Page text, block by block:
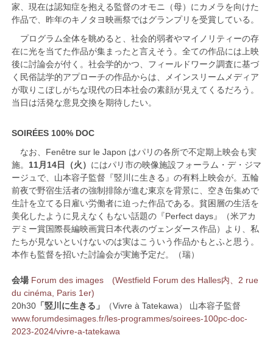
家、現在は認知症を抱える監督のオモニ（母）にカメラを向けた
作品で、昨年のキノタヨ映画祭ではグランプリを受賞している。
プログラム全体を眺めると、社会的弱者やマイノリティーの存
在に光を当てた作品が集まったと言えそう。全ての作品には上映
後に討論会が付く。社会学的かつ、フィールドワーク調査に基づ
く民俗誌学的アプローチの作品からは、メインスリームメディア
が取りこぼしがちな現代の日本社会の素顔が見えてくるだろう。
当日は活発な意見交換を期待したい。
SOIRÉES 100% DOC
なお、Fenêtre sur le Japon はパリの各所で不定期上映会も実
施。 11月14日（火） にはパリ市の映像施設フォーラム・デ・ジマ
ージュで、山本容子監督『竪川に生きる』の有料上映会が。五輪
前夜で野宿生活者の強制排除が進む東京を背景に、空き缶集めで
生計を立てる日雇い労働者に迫った作品である。貧困層の生活を
美化したように見えなくもない話題の『Perfect days』（米アカ
デミー賞国際長編映画賞日本代表のヴェンダース作品）より、私
たちが見ないといけないのは実はこういう作品かもとふと思う。
本作も監督を招いた討論会が実施予定だ。（瑞）
会場 Forum des images (Westfield Forum des Halles内、2 rue
du cinéma, Paris 1er)
20h30「竪川に生きる」
（Vivre à Tatekawa） 山本容子監督
www.forumdesimages.fr/les-programmes/soirees-100pc-doc-
2023-2024/vivre-a-tatekawa